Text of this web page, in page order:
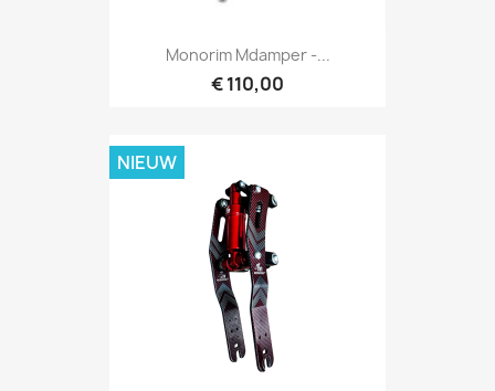
Monorim Mdamper -...
€ 110,00
NIEUW